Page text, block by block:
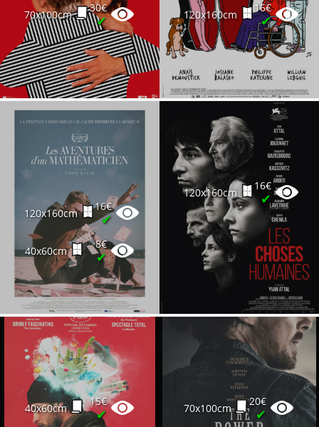
70x100cm
30€
✔ 120x160cm
16€
✔
120x160cm
16€
✔
40x60cm
8€
✔
120x160cm
16€
✔
40x60cm
15€
✔ 70x100cm
20€
✔